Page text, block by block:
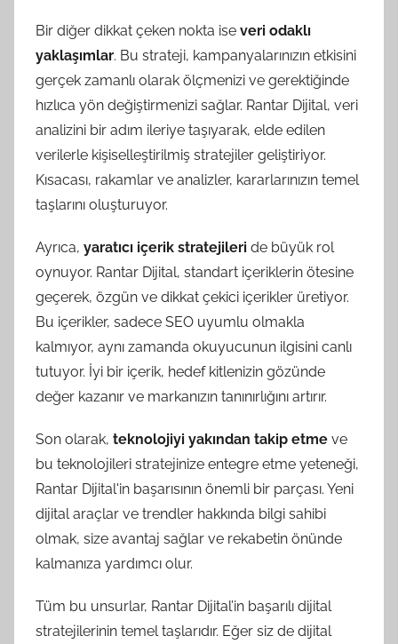
Bir diğer dikkat çeken nokta ise veri odaklı
yaklaşımlar. Bu strateji, kampanyalarınızın etkisini
gerçek zamanlı olarak ölçmenizi ve gerektiğinde
hızlıca yön değiştirmenizi sağlar. Rantar Dijital, veri
analizini bir adım ileriye taşıyarak, elde edilen
verilerle kişiselleştirilmiş stratejiler geliştiriyor.
Kısacası, rakamlar ve analizler, kararlarınızın temel
taşlarını oluşturuyor.
Ayrıca, yaratıcı içerik stratejileri de büyük rol
oynuyor. Rantar Dijital, standart içeriklerin ötesine
geçerek, özgün ve dikkat çekici içerikler üretiyor.
Bu içerikler, sadece SEO uyumlu olmakla
kalmıyor, aynı zamanda okuyucunun ilgisini canlı
tutuyor. İyi bir içerik, hedef kitlenizin gözünde
değer kazanır ve markanızın tanınırlığını artırır.
Son olarak, teknolojiyi yakından takip etme ve
bu teknolojileri stratejinize entegre etme yeteneği,
Rantar Dijital'in başarısının önemli bir parçası. Yeni
dijital araçlar ve trendler hakkında bilgi sahibi
olmak, size avantaj sağlar ve rekabetin önünde
kalmanıza yardımcı olur.
Tüm bu unsurlar, Rantar Dijital’in başarılı dijital
stratejilerinin temel taşlarıdır. Eğer siz de dijital